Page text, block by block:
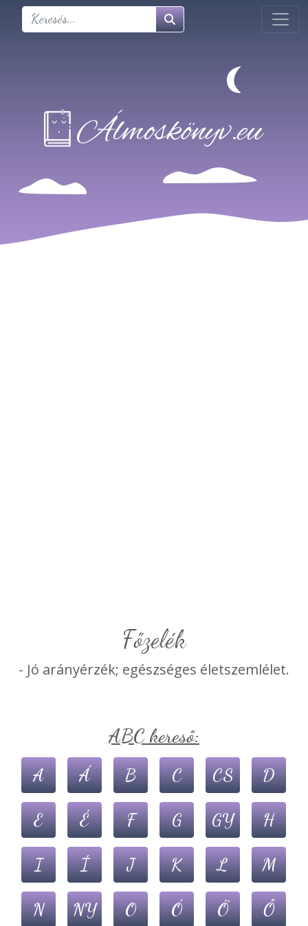
főzelék
- Jó arányérzék; egészséges életszemlélet.
ABC kereső:
A Á B C CS D
E É F G GY H
I Í J K L M
N NY O Ó Ö Ő